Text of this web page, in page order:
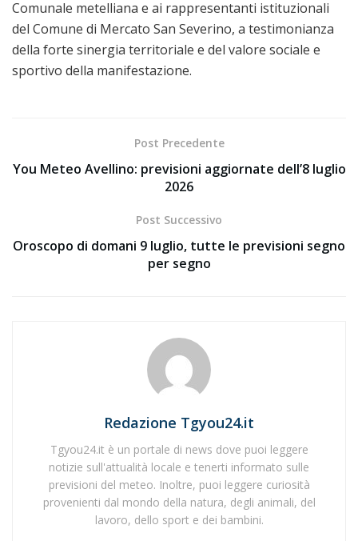
Comunale metelliana e ai rappresentanti istituzionali
del Comune di Mercato San Severino, a testimonianza
della forte sinergia territoriale e del valore sociale e
sportivo della manifestazione.
Post Precedente
You Meteo Avellino: previsioni aggiornate dell’8 luglio
2026
Post Successivo
Oroscopo di domani 9 luglio, tutte le previsioni segno
per segno
Redazione Tgyou24.it
Tgyou24.it è un portale di news dove puoi leggere
notizie sull'attualità locale e tenerti informato sulle
previsioni del meteo. Inoltre, puoi leggere curiosità
provenienti dal mondo della natura, degli animali, del
lavoro, dello sport e dei bambini.